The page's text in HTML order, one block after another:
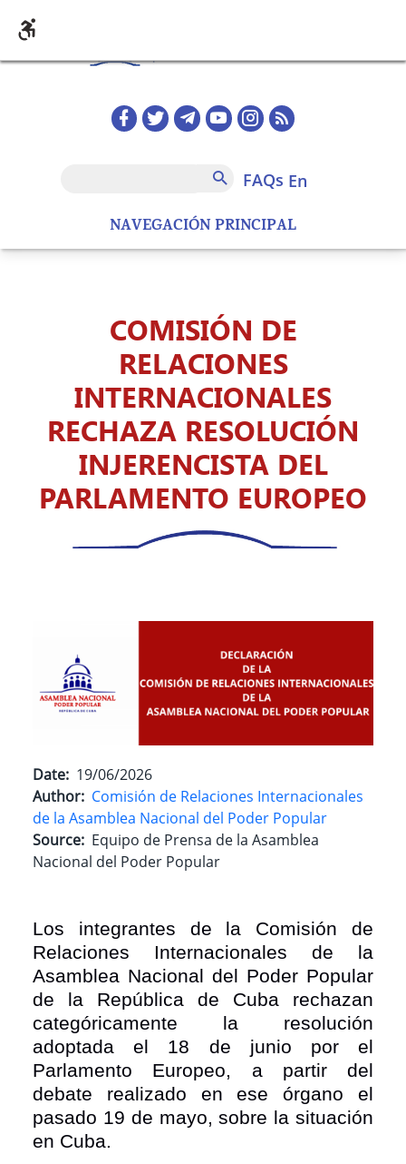
NAVEGACIÓN PRINCIPAL
Redes sociales home
FAQs
FAQs en
COMISIÓN DE
RELACIONES
INTERNACIONALES
RECHAZA RESOLUCIÓN
INJERENCISTA DEL
PARLAMENTO EUROPEO
Date 19/06/2026
Author Comisión de Relaciones Internacionales
de la Asamblea Nacional del Poder Popular
Source Equipo de Prensa de la Asamblea
Nacional del Poder Popular
Los integrantes de la Comisión de
Relaciones Internacionales de la
Asamblea Nacional del Poder Popular
de la República de Cuba rechazan
categóricamente la resolución
adoptada el 18 de junio por el
Parlamento Europeo, a partir del
debate realizado en ese órgano el
pasado 19 de mayo, sobre la situación
en Cuba.